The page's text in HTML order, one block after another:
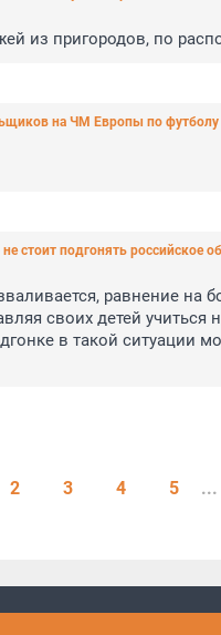
из пригородов, по
на ЧМ Европы по футболу
стоит подгонять российское
равнение на
своих детей учиться
в такой ситуации
2 3 4 5 ...